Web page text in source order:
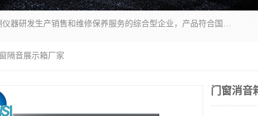
湖南兰思仪器有限公司是一家从事检测仪器研发生产销售和维修保养服务的综合型企业，产品符合国际标准可按需定制专业售前售后工程师，主要有门窗性能体验箱、门窗隔音展示箱、恒温恒湿试验箱、步入式恒温恒湿房、高低温试验箱、老化试验箱、老化试验房、恒温恒湿培养箱、水泥标准养护试验箱、电热鼓风干燥试验箱、真空干燥箱、工业烤箱、盐雾腐蚀试验箱等。
隔音展示箱厂家
门窗消音